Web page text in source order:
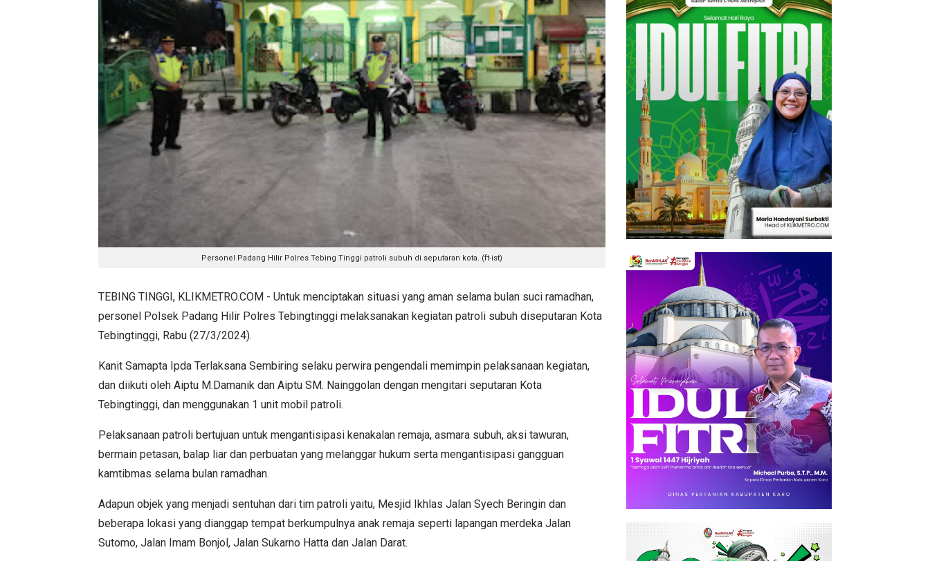
Personel Padang Hilir Polres Tebing Tinggi patroli subuh di seputaran kota. (ft-ist)
TEBING TINGGI, KLIKMETRO.COM - Untuk menciptakan situasi yang aman selama bulan suci ramadhan,
personel Polsek Padang Hilir Polres Tebingtinggi melaksanakan kegiatan patroli subuh diseputaran Kota
Tebingtinggi, Rabu (27/3/2024).
Kanit Samapta Ipda Terlaksana Sembiring selaku perwira pengendali memimpin pelaksanaan kegiatan,
dan diikuti oleh Aiptu M.Damanik dan Aiptu SM. Nainggolan dengan mengitari seputaran Kota
Tebingtinggi, dan menggunakan 1 unit mobil patroli.
Pelaksanaan patroli bertujuan untuk mengantisipasi kenakalan remaja, asmara subuh, aksi tawuran,
bermain petasan, balap liar dan perbuatan yang melanggar hukum serta mengantisipasi gangguan
kamtibmas selama bulan ramadhan.
Adapun objek yang menjadi sentuhan dari tim patroli yaitu, Mesjid Ikhlas Jalan Syech Beringin dan
beberapa lokasi yang dianggap tempat berkumpulnya anak remaja seperti lapangan merdeka Jalan
Sutomo, Jalan Imam Bonjol, Jalan Sukarno Hatta dan Jalan Darat.